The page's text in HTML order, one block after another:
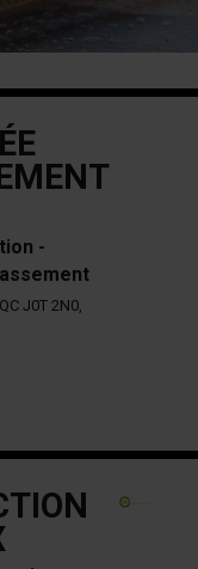
-
J0T 2N0,